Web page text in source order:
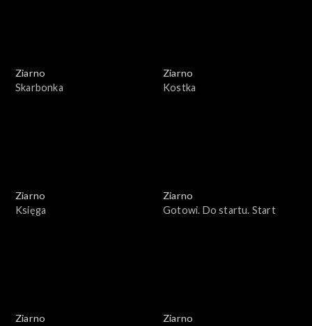
Ziarno
Skarbonka
Ziarno
Kostka
Ziarno
Księga
Ziarno
Gotowi. Do startu. Start
Ziarno
Ziarno